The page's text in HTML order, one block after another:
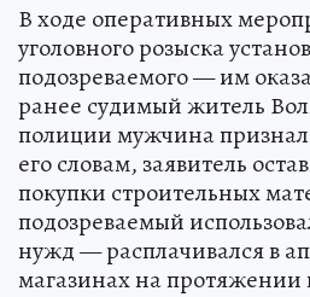
В ходе оперативных
уголовного розыска
подозреваемого — им
ранее судимый житель
полиции мужчина
его словам, заявитель
покупки строительных
подозреваемый
нужд — расплачивался в
магазинах на протяжении